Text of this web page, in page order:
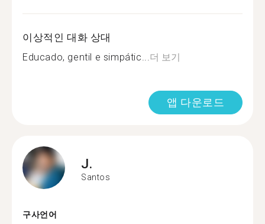
이상적인 대화 상대
Educado, gentil e simpátic...더 보기
앱 다운로드
J.
Santos
구사언어